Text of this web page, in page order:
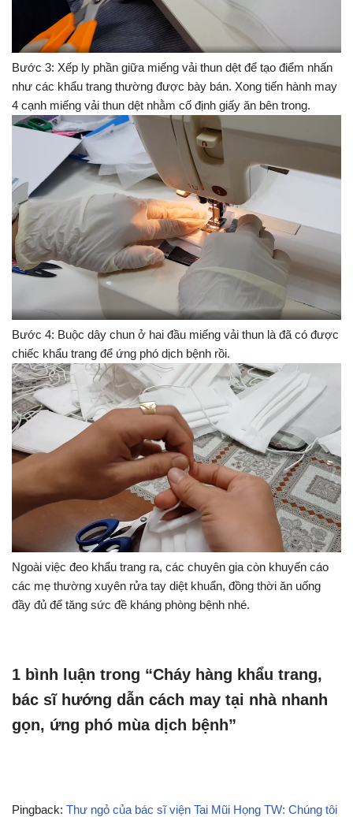
Bước 3: Xếp ly phần giữa miếng vải thun dệt để tạo điểm nhấn
như các khẩu trang thường được bày bán. Xong tiến hành may
4 cạnh miếng vải thun dệt nhằm cố định giấy ăn bên trong.
Bước 4: Buộc dây chun ở hai đầu miếng vải thun là đã có được
chiếc khẩu trang để ứng phó dịch bệnh rồi.
Ngoài việc đeo khẩu trang ra, các chuyên gia còn khuyến cáo
các mẹ thường xuyên rửa tay diệt khuẩn, đồng thời ăn uống
đầy đủ để tăng sức đề kháng phòng bệnh nhé.
1 bình luận trong “Cháy hàng khẩu trang,
bác sĩ hướng dẫn cách may tại nhà nhanh
gọn, ứng phó mùa dịch bệnh”
Pingback: Thư ngỏ của bác sĩ viện Tai Mũi Họng TW: Chúng tôi